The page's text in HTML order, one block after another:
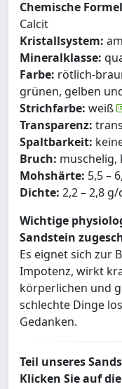
Chemische
Calcit
Kristallsystem:
Mineralklasse:
Farbe: rötlich-
grünen, gelben
Strichfarbe: weiß
Transparenz:
Spaltbarkeit:
Bruch: muschelig,
Mohshärte: 5,5 –
Dichte: 2,2 – 2,8 g/
Wichtige
Sandstein
Es eignet sich zur
Impotenz, wirkt
körperlichen und
schlechte Dinge
Gedanken.
Teil unseres
Klicken Sie auf